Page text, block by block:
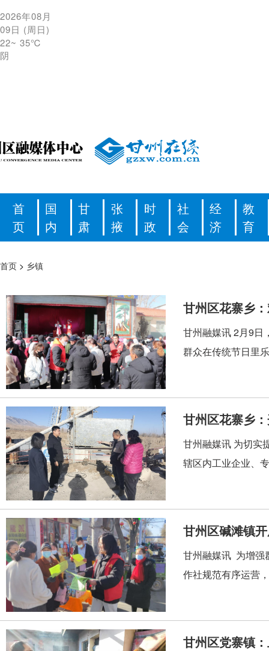
2026年08月
09日 (周日)
22~ 35℃
阴
首
页
国
内
甘
肃
张
掖
时
政
社
会
经
济
教
育
首页 > 乡镇
甘州区花寨乡
甘州融媒讯 2月9日
群众在传统节日里
甘州区花寨乡
甘州融媒讯 为切实
辖区内工业企业、
甘州区碱滩镇
甘州融媒讯 为增强
作社规范有序运营
甘州区党寨镇